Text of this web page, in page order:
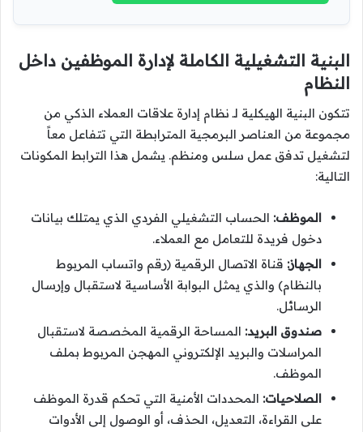
البنية التشغيلية الكاملة لإدارة الموظفين داخل
النظام
تتكون البنية الهيكلية لـ نظام إدارة علاقات العملاء الذكي من
مجموعة من العناصر البرمجية المترابطة التي تتفاعل معاً
لتشغيل تدفق عمل سلس ومنظم. يشمل هذا الترابط المكونات
التالية:
الموظف: الحساب التشغيلي الفردي الذي يمتلك بيانات
دخول فريدة للتعامل مع العملاء.
الجهاز: قناة الاتصال الرقمية (رقم واتساب المربوط
بالنظام) والذي يمثل البوابة الأساسية لاستقبال وإرسال
الرسائل.
صندوق البريد: المساحة الرقمية المخصصة لاستقبال
المراسلات والبريد الإلكتروني المهجن المربوط بملف
الموظف.
الصلاحيات: المحددات الأمنية التي تحكم قدرة الموظف
على القراءة، التعديل، الحذف، أو الوصول إلى الأدوات